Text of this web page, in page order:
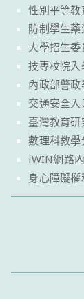
性別平等
防制學生
大學招生
技專校院
內政部警
交通安全入
臺灣教育
數理科教學
iWIN網路
身心障礙